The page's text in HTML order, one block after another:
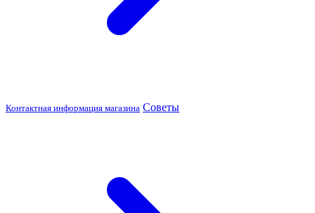
Контактная информация магазина Советы